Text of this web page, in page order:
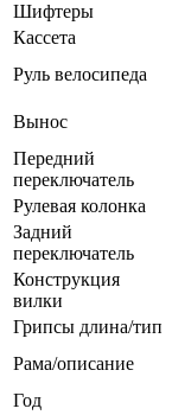
Шифтеры
Кассета
Руль велосипеда
Вынос
Передний
переключатель
Рулевая колонка
Задний
переключатель
Конструкция
вилки
Грипсы длина/тип
Рама/описание
Год